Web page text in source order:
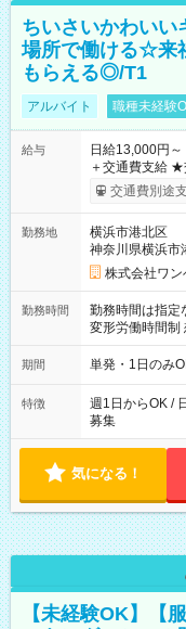
ちいさいかわいい
場所で働ける☆来
もらえる◎/T1
アルバイト 職種未経験
給与
日給13,000円～
＋交通費支給 ★交通費全額支給！ ┗案件により規定あり ★日払
いOK！（規定
ンビニATMから 日
交通費別途
勤務地
横浜市港北区
神奈川県横浜市
株式会社ワ
勤務時間
勤務時間は指定
変形労働時間制 想定労
～21：00
期間 単発・1日のみ
特徴
週1日からOK /
募集
気になる！
【未経験OK】【